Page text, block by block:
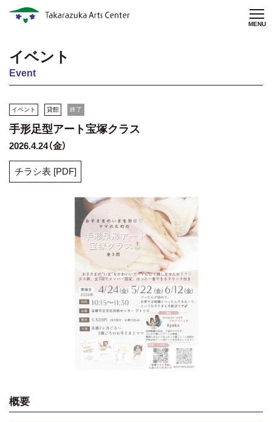
MENU
イベント
Event
イベント 貸館 終了
手形足型アート宝塚クラス
2026.4.24（金）
チラシ表 [PDF]
概要